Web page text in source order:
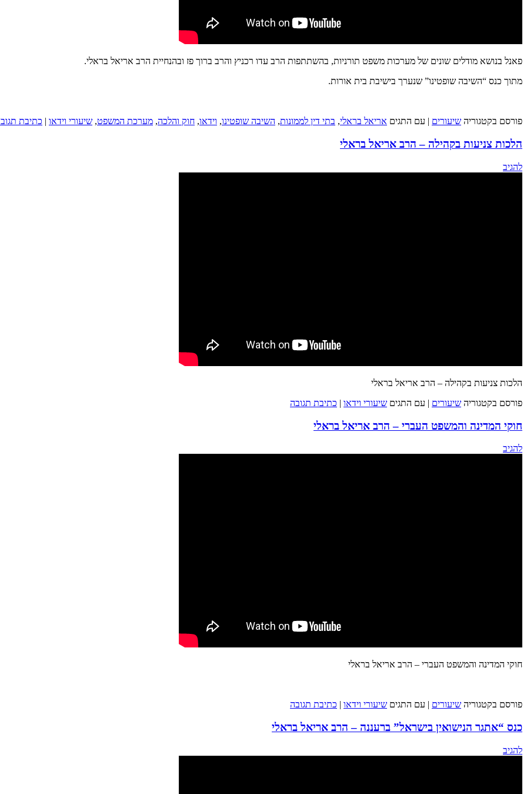
פאנל בנושא מודלים שונים של מערכות משפט תורניות, בהשתתפות הרב עדו רכניץ והרב ברוך פז ובהנחיית הרב אריאל בראלי.
מתוך כנס “השיבה שופטינו” שנערך בישיבת בית אורות.
פורסם בקטגוריה שיעורים | עם התגים אריאל בראלי, בתי דין לממונות, השיבה שופטינו, וידאו, חוק והלכה, מערכת המשפט, שיעורי וידאו | כתיבת
הלכות צניעות בקהילה – הרב אריאל בראלי
להגיב
הלכות צניעות בקהילה – הרב אריאל בראלי
פורסם בקטגוריה שיעורים | עם התגים שיעורי וידאו | כתיבת תגובה
חוקי המדינה והמשפט העברי – הרב אריאל בראלי
להגיב
חוקי המדינה והמשפט העברי – הרב אריאל בראלי
פורסם בקטגוריה שיעורים | עם התגים שיעורי וידאו | כתיבת תגובה
כנס “אתגר הנישואין בישראל” ברעננה – הרב אריאל בראלי
להגיב